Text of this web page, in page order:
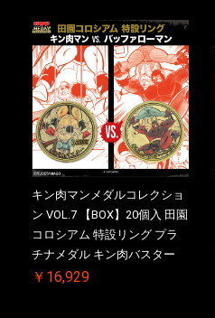
キン肉マンメダルコレクショ
ン VOL.7 【BOX】20個入 田園
コロシアム 特設リング プラ
チナメダル キン肉バスター
VS. キン肉バスターやぶり ケ
￥16,929